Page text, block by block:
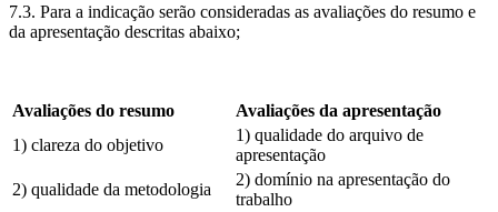
7.3. Para a indicação serão consideradas as avaliações do resumo e
da apresentação descritas abaixo;
Avaliações do resumo
Avaliações da apresentação
1) clareza do objetivo
1) qualidade do arquivo de
apresentação
2) qualidade da metodologia
2) domínio na apresentação do
trabalho